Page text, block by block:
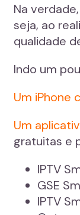
Na
seja, ao
qualidade
Indo um
Um iPhone
Um
gratuitas e
IPTV
GSE
IPTV